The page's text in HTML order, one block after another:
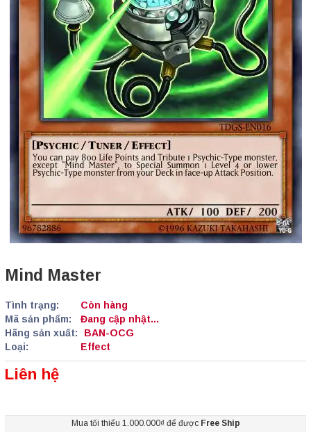
Mind Master
Tình trạng:
Còn hàng
Mã sản phẩm:
Đang cập nhật...
Hãng sản xuất:
BAN-OCG
Loại:
Effect
Liên hệ
Mua tối thiểu 1.000.000₫ để được Free Ship